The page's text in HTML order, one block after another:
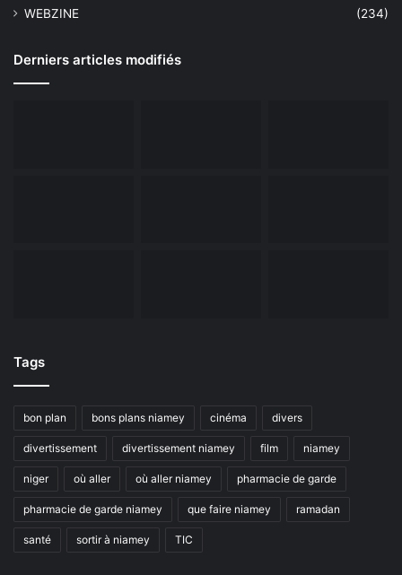
WEBZINE
(234)
Derniers articles modifiés
Tags
bon plan bons plans niamey cinéma divers
divertissement divertissement niamey film niamey
niger où aller où aller niamey pharmacie de garde
pharmacie de garde niamey que faire niamey ramadan
santé sortir à niamey TIC